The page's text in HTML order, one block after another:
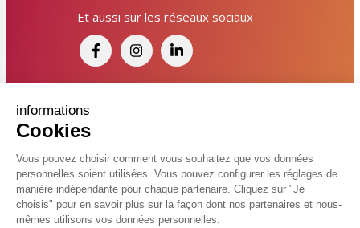
informations
Cookies
Vous pouvez choisir comment vous souhaitez que vos données
personnelles soient utilisées. Vous pouvez configurer les réglages de
manière indépendante pour chaque partenaire. Cliquez sur "Je
choisis" pour en savoir plus sur la façon dont nos partenaires et nous-
mêmes utilisons vos données personnelles.
Et aussi sur les réseaux sociaux
Financé par France Relance et par l'Union
Européenne
© 2026 Ville de Kingersheim
Accessibilité Mentions légales Politiques de confidentialité
Poser une question ? Participer ?
Cliquez ici pour interagir avec les services de votre
ville !
Participer, s’engager
Contacter un service